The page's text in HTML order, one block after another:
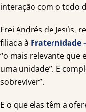
interação com o todo
Frei Andrés de Jesús,
filiada à Fraternidade
“o mais relevante que
uma unidade”. E
sobreviver”.
E o que elas têm a